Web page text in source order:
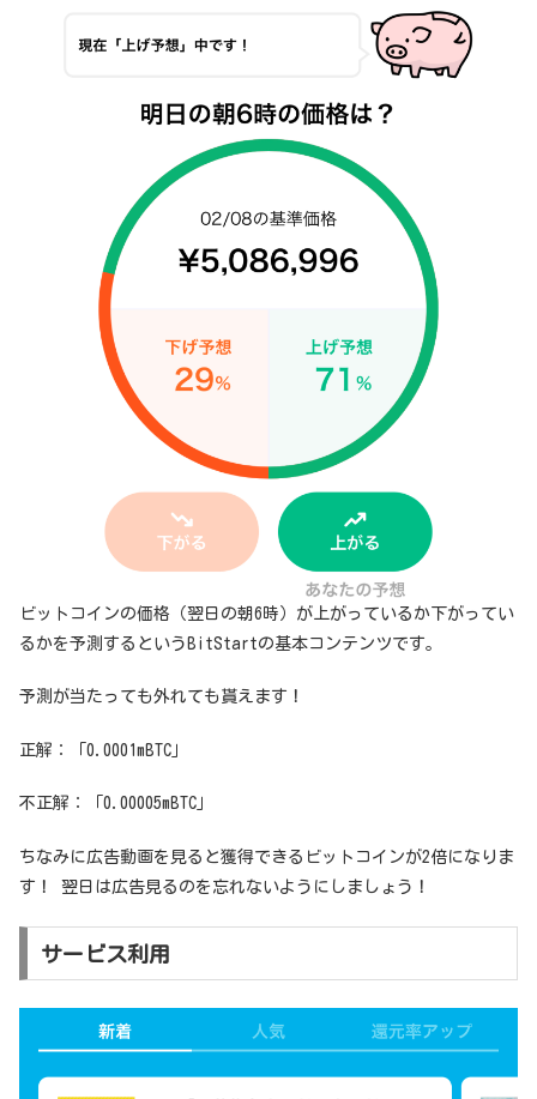
ビットコインの価格（翌日の朝6時）が上がっているか下がってい
るかを予測するというBitStartの基本コンテンツです。
予測が当たっても外れても貰えます！
正解：「0.0001mBTC」
不正解：「0.00005mBTC」
ちなみに広告動画を見ると獲得できるビットコインが2倍になりま
す！ 翌日は広告見るのを忘れないようにしましょう！
サービス利用